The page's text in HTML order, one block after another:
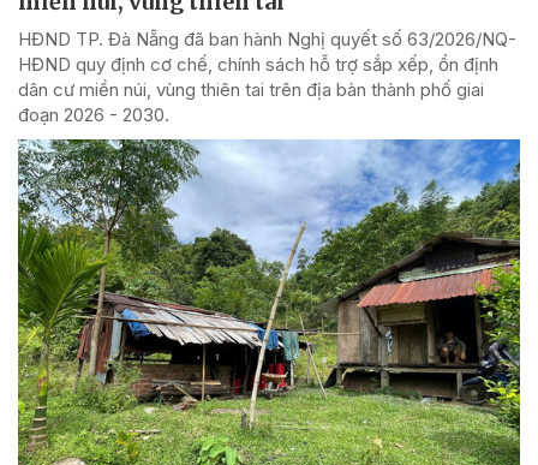
HĐND TP. Đà Nẵng đã ban hành Nghị quyết số 63/2026/NQ-
HĐND quy định cơ chế, chính sách hỗ trợ sắp xếp, ổn định
dân cư miền núi, vùng thiên tai trên địa bàn thành phố giai
đoạn 2026 - 2030.